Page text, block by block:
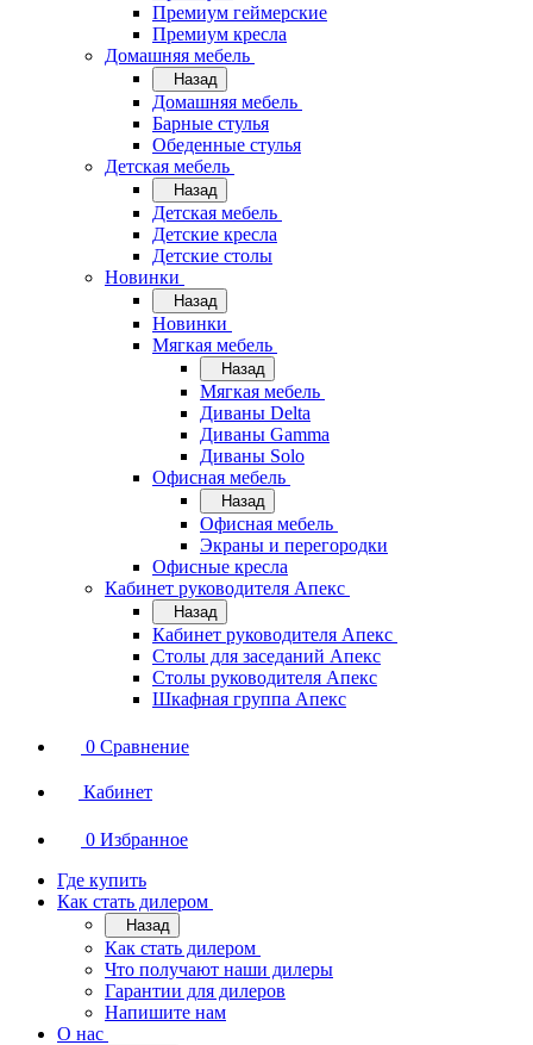
Премиум геймерские
Премиум кресла
Домашняя мебель
Назад
Домашняя мебель
Барные стулья
Обеденные стулья
Детская мебель
Назад
Детская мебель
Детские кресла
Детские столы
Новинки
Назад
Новинки
Мягкая мебель
Назад
Мягкая мебель
Диваны Delta
Диваны Gamma
Диваны Solo
Офисная мебель
Назад
Офисная мебель
Экраны и перегородки
Офисные кресла
Кабинет руководителя Апекс
Назад
Кабинет руководителя Апекс
Столы для заседаний Апекс
Столы руководителя Апекс
Шкафная группа Апекс
0 Сравнение
Кабинет
0 Избранное
Где купить
Как стать дилером
Назад
Как стать дилером
Что получают наши дилеры
Гарантии для дилеров
Напишите нам
О нас